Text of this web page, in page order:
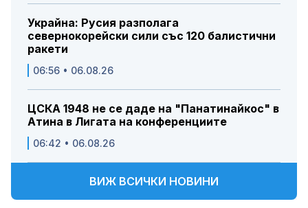
Украйна: Русия разполага
севернокорейски сили със 120 балистични
ракети
06:56 • 06.08.26
ЦСКА 1948 не се даде на "Панатинайкос" в
Атина в Лигата на конференциите
06:42 • 06.08.26
ВИЖ ВСИЧКИ НОВИНИ